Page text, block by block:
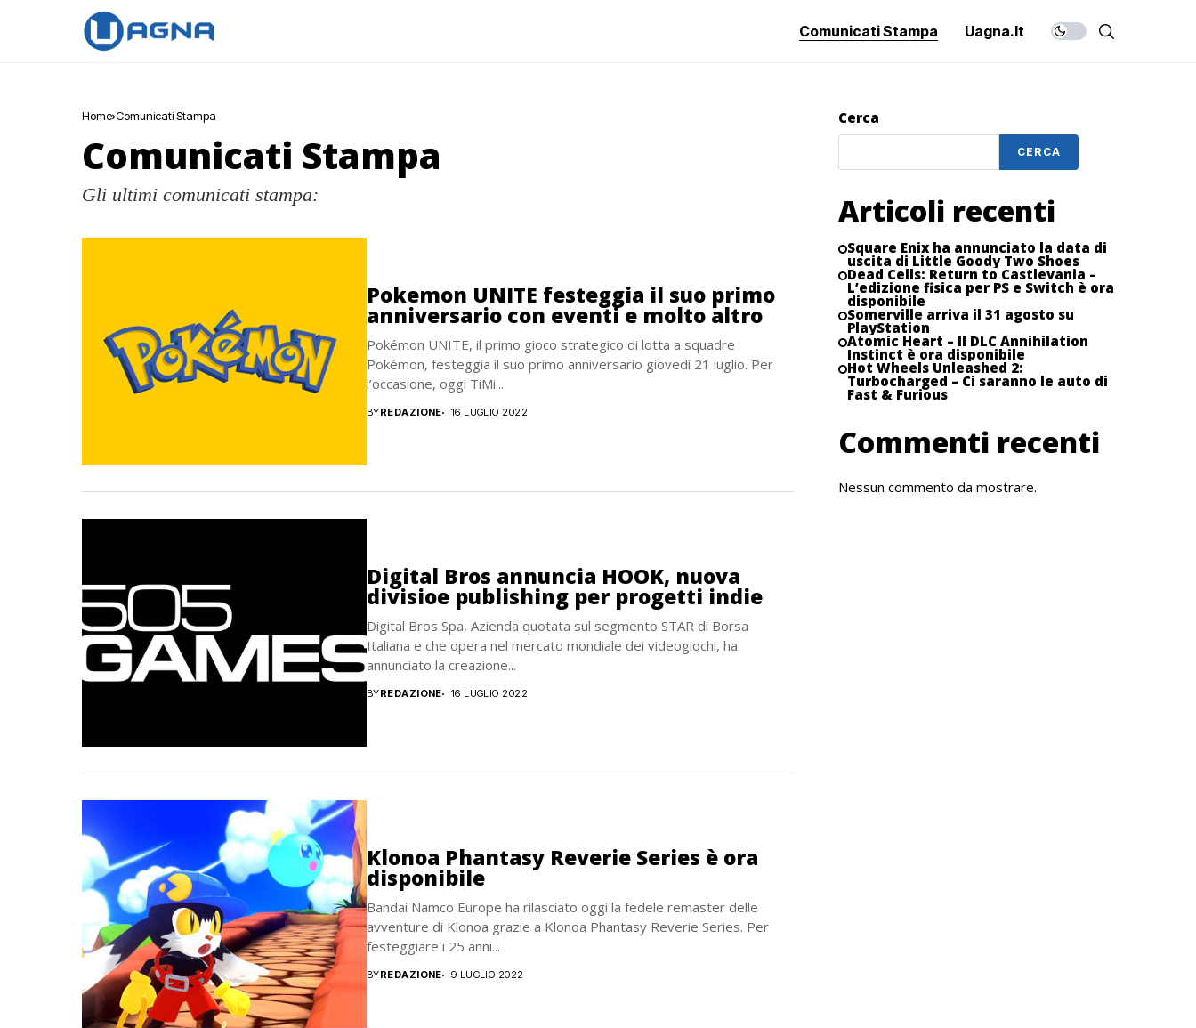
Comunicati Stampa Uagna.it
Home Comunicati Stampa
Comunicati Stampa
Gli ultimi comunicati stampa:
Pokemon UNITE festeggia il suo primo
anniversario con eventi e molto altro
Pokémon UNITE, il primo gioco strategico di lotta a squadre
Pokémon, festeggia il suo primo anniversario giovedì 21 luglio. Per
l’occasione, oggi TiMi...
BYREDAZIONE 16 LUGLIO 2022
Digital Bros annuncia HOOK, nuova
divisioe publishing per progetti indie
Digital Bros Spa, Azienda quotata sul segmento STAR di Borsa
Italiana e che opera nel mercato mondiale dei videogiochi, ha
annunciato la creazione...
BYREDAZIONE 16 LUGLIO 2022
Klonoa Phantasy Reverie Series è ora
disponibile
Bandai Namco Europe ha rilasciato oggi la fedele remaster delle
avventure di Klonoa grazie a Klonoa Phantasy Reverie Series. Per
festeggiare i 25 anni...
BYREDAZIONE 9 LUGLIO 2022
Cerca
CERCA
Articoli recenti
Square Enix ha annunciato la data di
uscita di Little Goody Two Shoes
Dead Cells: Return to Castlevania –
L’edizione fisica per PS e Switch è ora
disponibile
Somerville arriva il 31 agosto su
PlayStation
Atomic Heart – Il DLC Annihilation
Instinct è ora disponibile
Hot Wheels Unleashed 2:
Turbocharged – Ci saranno le auto di
Fast & Furious
Commenti recenti
Nessun commento da mostrare.